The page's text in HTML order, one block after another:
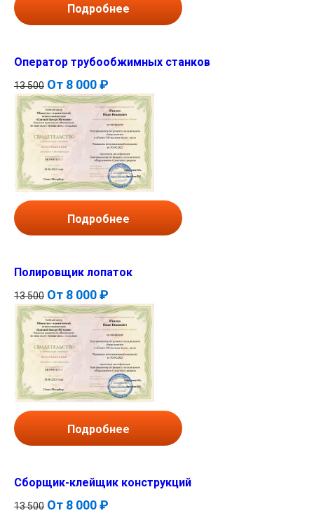
Подробнее
Оператор трубообжимных станков
13 500 От 8 000 ₽
Подробнее
Полировщик лопаток
13 500 От 8 000 ₽
Подробнее
Сборщик-клейщик конструкций
13 500 От 8 000 ₽